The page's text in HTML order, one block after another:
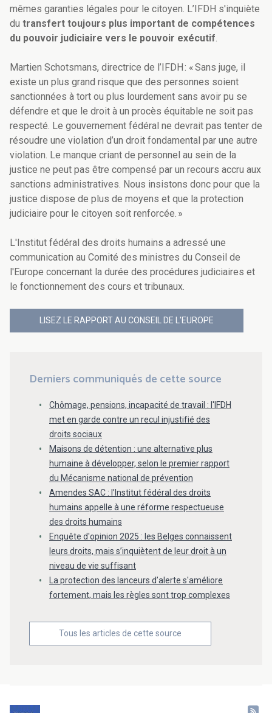
mêmes garanties légales pour le citoyen. L’IFDH s'inquiète
du transfert toujours plus important de compétences
du pouvoir judiciaire vers le pouvoir exécutif.
Martien Schotsmans, directrice de l’IFDH : « Sans juge, il
existe un plus grand risque que des personnes soient
sanctionnées à tort ou plus lourdement sans avoir pu se
défendre et que le droit à un procès équitable ne soit pas
respecté. Le gouvernement fédéral ne devrait pas tenter de
résoudre une violation d’un droit fondamental par une autre
violation. Le manque criant de personnel au sein de la
justice ne peut pas être compensé par un recours accru aux
sanctions administratives. Nous insistons donc pour que la
justice dispose de plus de moyens et que la protection
judiciaire pour le citoyen soit renforcée. »
L'Institut fédéral des droits humains a adressé une
communication au Comité des ministres du Conseil de
l'Europe concernant la durée des procédures judiciaires et
le fonctionnement des cours et tribunaux.
LISEZ LE RAPPORT AU CONSEIL DE L'EUROPE
Derniers communiqués de cette source
Chômage, pensions, incapacité de travail : l'IFDH
met en garde contre un recul injustifié des
droits sociaux
Maisons de détention : une alternative plus
humaine à développer, selon le premier rapport
du Mécanisme national de prévention
Amendes SAC : l’Institut fédéral des droits
humains appelle à une réforme respectueuse
des droits humains
Enquête d'opinion 2025 : les Belges connaissent
leurs droits, mais s’inquiètent de leur droit à un
niveau de vie suffisant
La protection des lanceurs d’alerte s'améliore
fortement, mais les règles sont trop complexes
Tous les articles de cette source